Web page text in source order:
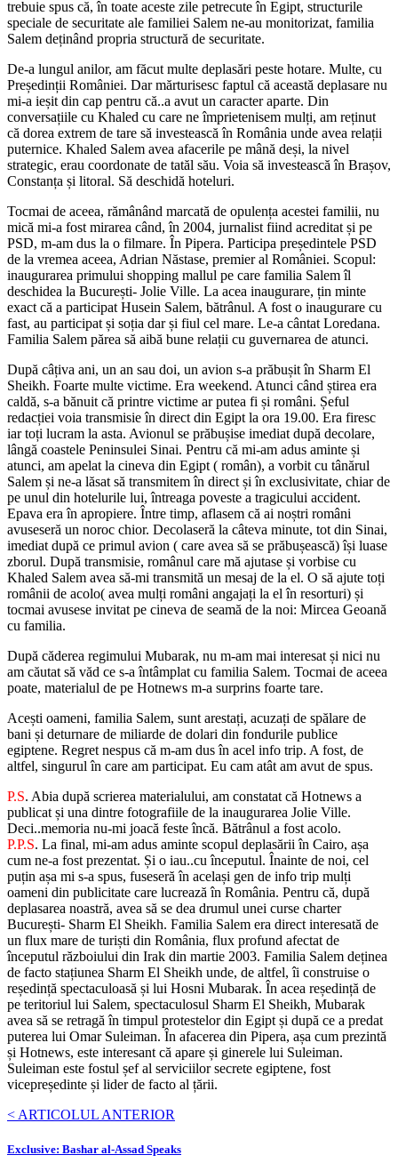
trebuie spus că, în toate aceste zile petrecute în Egipt, structurile
speciale de securitate ale familiei Salem ne-au monitorizat, familia
Salem deținând propria structură de securitate.
De-a lungul anilor, am făcut multe deplasări peste hotare. Multe, cu
Președinții României. Dar mărturisesc faptul că această deplasare nu
mi-a ieșit din cap pentru că..a avut un caracter aparte. Din
conversațiile cu Khaled cu care ne împrietenisem mulți, am reținut
că dorea extrem de tare să investească în România unde avea relații
puternice. Khaled Salem avea afacerile pe mână deși, la nivel
strategic, erau coordonate de tatăl său. Voia să investească în Brașov,
Constanța și litoral. Să deschidă hoteluri.
Tocmai de aceea, rămânând marcată de opulența acestei familii, nu
mică mi-a fost mirarea când, în 2004, jurnalist fiind acreditat și pe
PSD, m-am dus la o filmare. În Pipera. Participa președintele PSD
de la vremea aceea, Adrian Năstase, premier al României. Scopul:
inaugurarea primului shopping mallul pe care familia Salem îl
deschidea la București- Jolie Ville. La acea inaugurare, țin minte
exact că a participat Husein Salem, bătrânul. A fost o inaugurare cu
fast, au participat și soția dar și fiul cel mare. Le-a cântat Loredana.
Familia Salem părea să aibă bune relații cu guvernarea de atunci.
După câțiva ani, un an sau doi, un avion s-a prăbușit în Sharm El
Sheikh. Foarte multe victime. Era weekend. Atunci când știrea era
caldă, s-a bănuit că printre victime ar putea fi și români. Șeful
redacției voia transmisie în direct din Egipt la ora 19.00. Era firesc
iar toți lucram la asta. Avionul se prăbușise imediat după decolare,
lângă coastele Peninsulei Sinai. Pentru că mi-am adus aminte și
atunci, am apelat la cineva din Egipt ( român), a vorbit cu tânărul
Salem și ne-a lăsat să transmitem în direct și în exclusivitate, chiar de
pe unul din hotelurile lui, întreaga poveste a tragicului accident.
Epava era în apropiere. Între timp, aflasem că ai noștri români
avuseseră un noroc chior. Decolaseră la câteva minute, tot din Sinai,
imediat după ce primul avion ( care avea să se prăbușească) își luase
zborul. După transmisie, românul care mă ajutase și vorbise cu
Khaled Salem avea să-mi transmită un mesaj de la el. O să ajute toți
românii de acolo( avea mulți români angajați la el în resorturi) și
tocmai avusese invitat pe cineva de seamă de la noi: Mircea Geoană
cu familia.
După căderea regimului Mubarak, nu m-am mai interesat și nici nu
am căutat să văd ce s-a întâmplat cu familia Salem. Tocmai de aceea
poate, materialul de pe Hotnews m-a surprins foarte tare.
Acești oameni, familia Salem, sunt arestați, acuzați de spălare de
bani și deturnare de miliarde de dolari din fondurile publice
egiptene. Regret nespus că m-am dus în acel info trip. A fost, de
altfel, singurul în care am participat. Eu cam atât am avut de spus.
P.S. Abia după scrierea materialului, am constatat că Hotnews a
publicat și una dintre fotografiile de la inaugurarea Jolie Ville.
Deci..memoria nu-mi joacă feste încă. Bătrânul a fost acolo.
P.P.S. La final, mi-am adus aminte scopul deplasării în Cairo, așa
cum ne-a fost prezentat. Și o iau..cu începutul. Înainte de noi, cel
puțin așa mi s-a spus, fuseseră în același gen de info trip mulți
oameni din publicitate care lucrează în România. Pentru că, după
deplasarea noastră, avea să se dea drumul unei curse charter
București- Sharm El Sheikh. Familia Salem era direct interesată de
un flux mare de turiști din România, flux profund afectat de
începutul războiului din Irak din martie 2003. Familia Salem deținea
de facto stațiunea Sharm El Sheikh unde, de altfel, îi construise o
reședință spectaculoasă și lui Hosni Mubarak. În acea reședință de
pe teritoriul lui Salem, spectaculosul Sharm El Sheikh, Mubarak
avea să se retragă în timpul protestelor din Egipt și după ce a predat
puterea lui Omar Suleiman. În afacerea din Pipera, așa cum prezintă
și Hotnews, este interesant că apare și ginerele lui Suleiman.
Suleiman este fostul șef al serviciilor secrete egiptene, fost
vicepreședinte și lider de facto al țării.
< ARTICOLUL ANTERIOR
Exclusive: Bashar al-Assad Speaks